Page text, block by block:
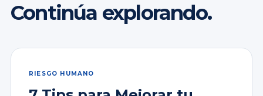
Continúa explorando.
RIESGO HUMANO